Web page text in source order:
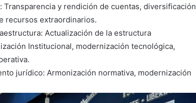
y rendición de cuentas, diversificación
recursos extraordinarios.
Actualización de la estructura
Institucional, modernización tecnológica,
jurídico: Armonización normativa, modernización